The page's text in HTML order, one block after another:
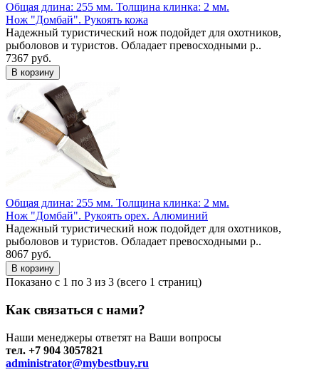
Общая длина: 255 мм. Толщина клинка: 2 мм.
Нож "Домбай". Рукоять кожа
Надежный туристический нож подойдет для охотников,
рыболовов и туристов. Обладает превосходными р..
7367 руб.
Общая длина: 255 мм. Толщина клинка: 2 мм.
Нож "Домбай". Рукоять орех. Алюминий
Надежный туристический нож подойдет для охотников,
рыболовов и туристов. Обладает превосходными р..
8067 руб.
Показано с 1 по 3 из 3 (всего 1 страниц)
Как связаться с нами?
Наши менеджеры ответят на Ваши вопросы
тел. +7 904 3057821
administrator@mybestbuy.ru